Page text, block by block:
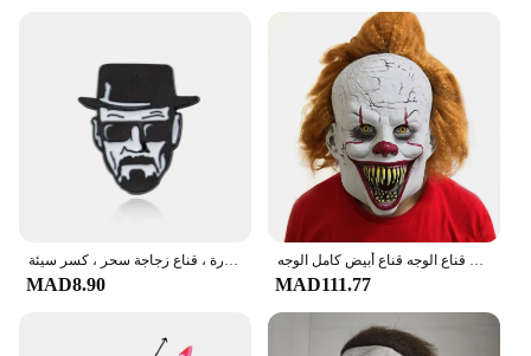
كسر قلادة سيئة مع فلين قارورة ، قناع زجاجة سحر ، كسر سيئة ، Heisenbacker ، بروش أزرق كريستال ، برنامج تلفزيوني
MAD8.90
ثلاثية الأبعاد الرعب الغولية غيبوبة زي حفلة اللاتكس قناع الهالوين والتر قناع أبيض قناع للرجال الدانتيل قناع الوجه قناع أبيض كامل الوجه
MAD111.77